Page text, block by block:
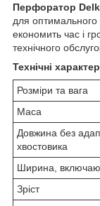
Перфоратор
для оптимального
економить час і
технічного
Технічні
Розміри та вага
Маса
Довжина без
хвостовика
Ширина,
Зріст